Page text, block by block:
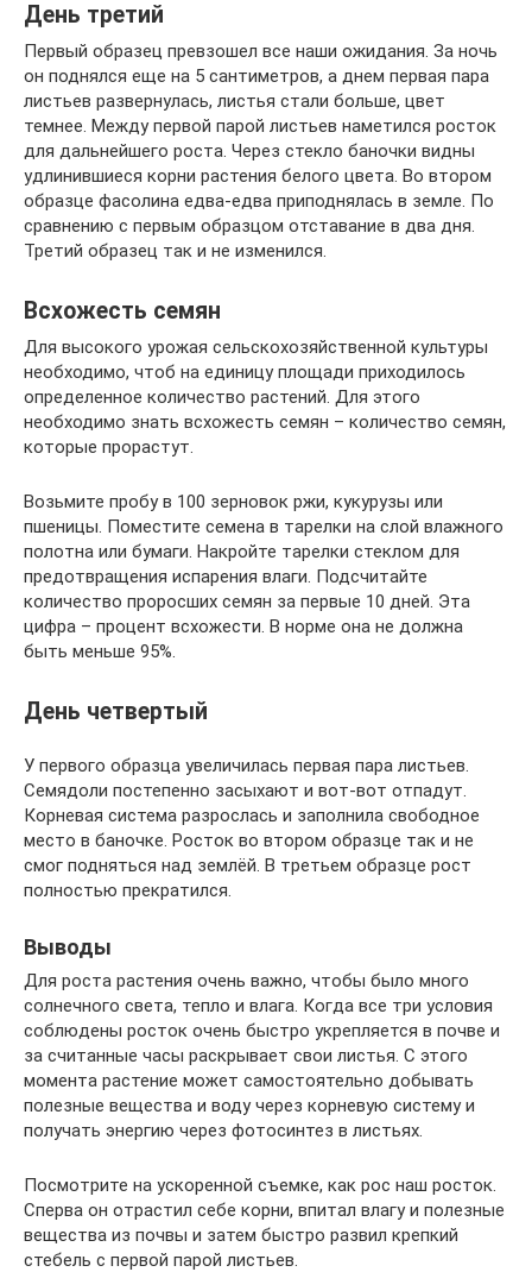
День третий
Первый образец превзошел все наши ожидания. За ночь
он поднялся еще на 5 сантиметров, а днем первая пара
листьев развернулась, листья стали больше, цвет
темнее. Между первой парой листьев наметился росток
для дальнейшего роста. Через стекло баночки видны
удлинившиеся корни растения белого цвета. Во втором
образце фасолина едва-едва приподнялась в земле. По
сравнению с первым образцом отставание в два дня.
Третий образец так и не изменился.
Всхожесть семян
Для высокого урожая сельскохозяйственной культуры
необходимо, чтоб на единицу площади приходилось
определенное количество растений. Для этого
необходимо знать всхожесть семян – количество семян,
которые прорастут.
Возьмите пробу в 100 зерновок ржи, кукурузы или
пшеницы. Поместите семена в тарелки на слой влажного
полотна или бумаги. Накройте тарелки стеклом для
предотвращения испарения влаги. Подсчитайте
количество проросших семян за первые 10 дней. Эта
цифра – процент всхожести. В норме она не должна
быть меньше 95%.
День четвертый
У первого образца увеличилась первая пара листьев.
Семядоли постепенно засыхают и вот-вот отпадут.
Корневая система разрослась и заполнила свободное
место в баночке. Росток во втором образце так и не
смог подняться над землёй. В третьем образце рост
полностью прекратился.
Выводы
Для роста растения очень важно, чтобы было много
солнечного света, тепло и влага. Когда все три условия
соблюдены росток очень быстро укрепляется в почве и
за считанные часы раскрывает свои листья. С этого
момента растение может самостоятельно добывать
полезные вещества и воду через корневую систему и
получать энергию через фотосинтез в листьях.
Посмотрите на ускоренной съемке, как рос наш росток.
Сперва он отрастил себе корни, впитал влагу и полезные
вещества из почвы и затем быстро развил крепкий
стебель с первой парой листьев.